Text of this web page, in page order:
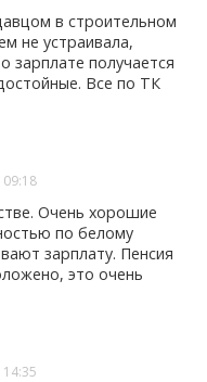
в строительном
не устраивала,
зарплате получается
Все по ТК
09:18
Очень хорошие
по белому
зарплату. Пенсия
это очень